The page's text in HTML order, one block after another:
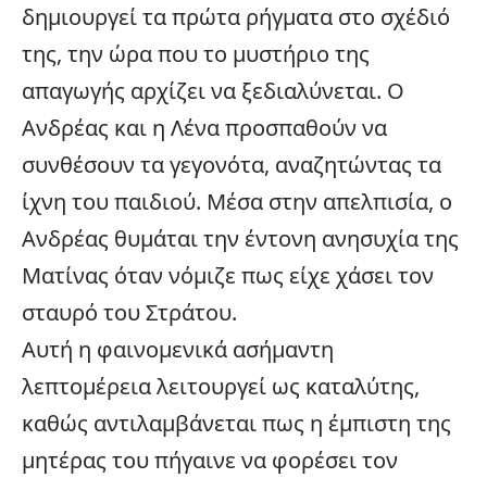
δημιουργεί τα πρώτα ρήγματα στο σχέδιό
της, την ώρα που το μυστήριο της
απαγωγής αρχίζει να ξεδιαλύνεται. Ο
Ανδρέας και η Λένα προσπαθούν να
συνθέσουν τα γεγονότα, αναζητώντας τα
ίχνη του παιδιού. Μέσα στην απελπισία, ο
Ανδρέας θυμάται την έντονη ανησυχία της
Ματίνας όταν νόμιζε πως είχε χάσει τον
σταυρό του Στράτου.
Αυτή η φαινομενικά ασήμαντη
λεπτομέρεια λειτουργεί ως καταλύτης,
καθώς αντιλαμβάνεται πως η έμπιστη της
μητέρας του πήγαινε να φορέσει τον